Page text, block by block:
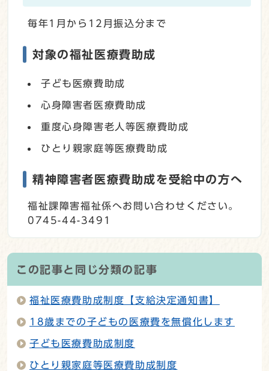
毎年1月から12月振込分まで
対象の福祉医療費助成
子ども医療費助成
心身障害者医療費助成
重度心身障害老人等医療費助成
ひとり親家庭等医療費助成
精神障害者医療費助成を受給中の方へ
福祉課障害福祉係へお問い合わせください。
0745-44-3491
この記事と同じ分類の記事
福祉医療費助成制度【支給決定通知書】
18歳までの子どもの医療費を無償化します
子ども医療費助成制度
ひとり親家庭等医療費助成制度